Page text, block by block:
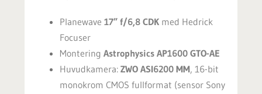
Planewave 17” f/6,8 CDK med Hedrick
Focuser
Montering Astrophysics AP1600 GTO-AE
Huvudkamera: ZWO ASI6200 MM, 16-bit
monokrom CMOS fullformat (sensor Sony